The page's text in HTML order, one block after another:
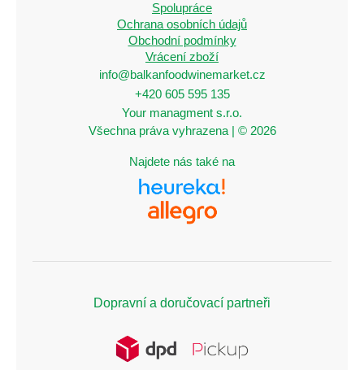
Spolupráce
Ochrana osobních údajů
Obchodní podmínky
Vrácení zboží
info@balkanfoodwinemarket.cz
+420 605 595 135
Your managment s.r.o.
Všechna práva vyhrazena | © 2026
Najdete nás také na
Dopravní a doručovací partneři